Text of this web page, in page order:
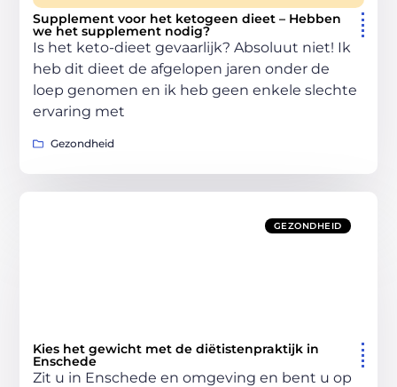
Supplement voor het ketogeen dieet – Hebben
we het supplement nodig?
Is het keto-dieet gevaarlijk? Absoluut niet! Ik
heb dit dieet de afgelopen jaren onder de
loep genomen en ik heb geen enkele slechte
ervaring met
Gezondheid
GEZONDHEID
Kies het gewicht met de diëtistenpraktijk in
Enschede
Zit u in Enschede en omgeving en bent u op